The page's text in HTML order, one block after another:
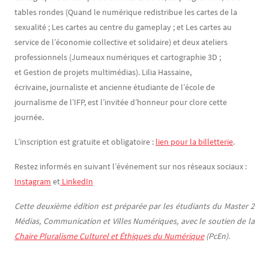
tables rondes (Quand le numérique redistribue les cartes de la
sexualité ; Les cartes au centre du gameplay ; et Les cartes au
service de l’économie collective et solidaire) et deux ateliers
professionnels (Jumeaux numériques et cartographie 3D ;
et Gestion de projets multimédias). Lilia Hassaine,
écrivaine, journaliste et ancienne étudiante de l’école de
journalisme de l’IFP, est l’invitée d’honneur pour clore cette
journée.
L’inscription est gratuite et obligatoire : lien pour la billetterie.
Restez informés en suivant l’événement sur nos réseaux sociaux :
Instagram et LinkedIn
Cette deuxième édition est préparée par les étudiants du Master 2
Médias, Communication et Villes Numériques, avec le soutien de la
Chaire Pluralisme Culturel et Éthiques du Numérique(PcEn).